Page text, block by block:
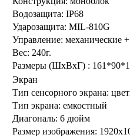
Водозащита: IP68
Ударозащита: MIL-810G
Управление: механические
Вес: 240г.
Размеры (ШxВxГ) :
Экран
Тип сенсорного экрана:
Тип экрана: емкостный
Диагональ: 6 дюйм
Размер изображения: